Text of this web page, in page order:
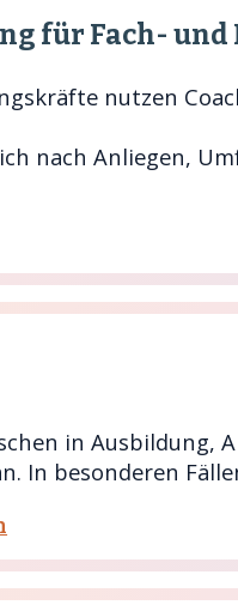
für Fach-
nutzen
nach Anliegen,
in
In besonderen